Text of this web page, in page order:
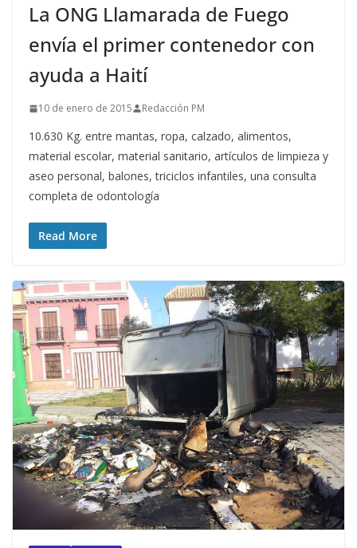
La ONG Llamarada de Fuego
envía el primer contenedor con
ayuda a Haití
10 de enero de 2015 Redacción PM
10.630 Kg. entre mantas, ropa, calzado, alimentos,
material escolar, material sanitario, artículos de limpieza y
aseo personal, balones, triciclos infantiles, una consulta
completa de odontología
Read More